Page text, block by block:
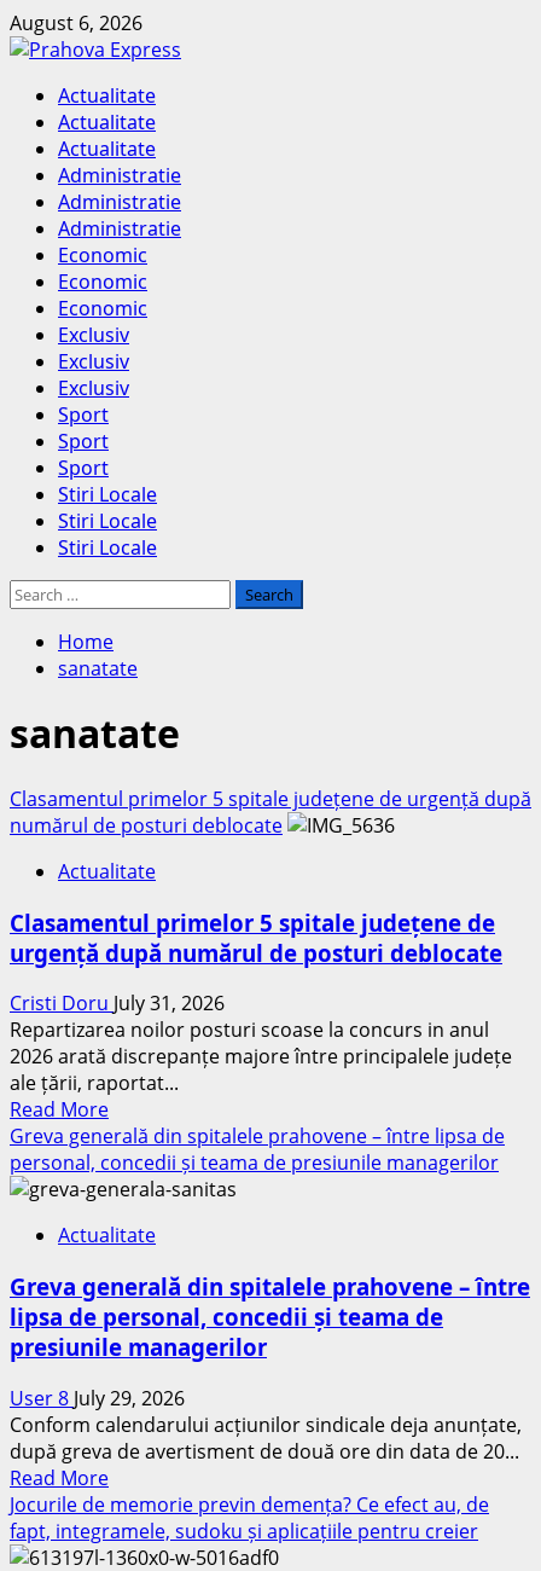
Skip
to
August 6, 2026
Primary
Menu
Actualitate
Actualitate
Actualitate
Administratie
Administratie
Administratie
Economic
Economic
Economic
Exclusiv
Exclusiv
Exclusiv
Sport
Sport
Sport
Stiri Locale
Stiri Locale
Stiri Locale
Search
Home
sanatate
sanatate
Clasamentul primelor 5 spitale județene de urgență după
numărul de posturi deblocate
Actualitate
Clasamentul primelor 5 spitale județene de
urgență după numărul de posturi deblocate
Cristi Doru July 31, 2026
Repartizarea noilor posturi scoase la concurs in anul
2026 arată discrepanțe majore între principalele județe
ale țării, raportat...
Read MoreRead
more
about
Clasamentul
5
județene
de
urgență
numărul
de
posturi
deblocate
Greva generală din spitalele prahovene – între lipsa de
personal, concedii și teama de presiunile managerilor
Actualitate
Greva generală din spitalele prahovene – între
lipsa de personal, concedii și teama de
presiunile managerilor
User 8 July 29, 2026
Conform calendarului acțiunilor sindicale deja anunțate,
după greva de avertisment de două ore din data de 20...
Read MoreRead
more
about
Greva
Jocurile de memorie previn demența? Ce efect au, de
fapt, integramele, sudoku și aplicațiile pentru creier